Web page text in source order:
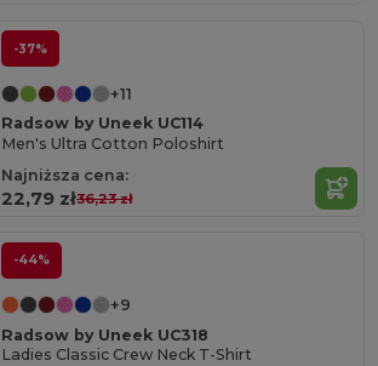
-37%
+11
Radsow by Uneek UC114
Men's Ultra Cotton Poloshirt
Najniższa cena:
22,79 zł36,23 zł
-44%
+9
Radsow by Uneek UC318
Ladies Classic Crew Neck T-Shirt